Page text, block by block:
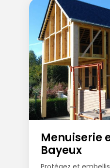
Menuiserie
Bayeux